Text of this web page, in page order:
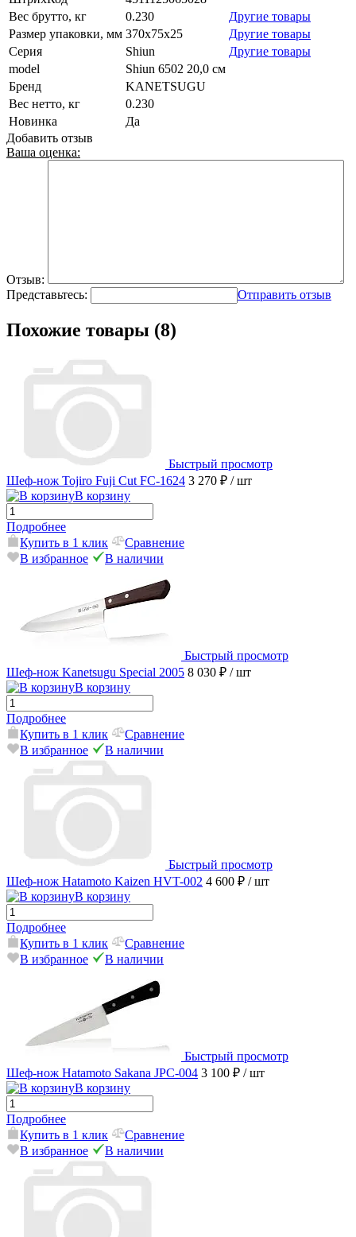
Вес брутто, кг
0.230
Другие товары
Размер упаковки, мм 370х75х25
Другие товары
Серия
Shiun
Другие товары
model
Shiun 6502 20,0 см
Бренд
KANETSUGU
Вес нетто, кг
0.230
Новинка
Да
Добавить отзыв
Ваша оценка:
Отзыв:
Представьтесь:
Отправить отзыв
Похожие товары (8)
Быстрый просмотр
Шеф-нож Tojiro Fuji Cut FC-1624 3 270 ₽ / шт
В корзину
Подробнее
Купить в 1 клик
Сравнение
В избранное
В наличии
Быстрый просмотр
Шеф-нож Kanetsugu Special 2005 8 030 ₽ / шт
В корзину
Подробнее
Купить в 1 клик
Сравнение
В избранное
В наличии
Быстрый просмотр
Шеф-нож Hatamoto Kaizen HVT-002 4 600 ₽ / шт
В корзину
Подробнее
Купить в 1 клик
Сравнение
В избранное
В наличии
Быстрый просмотр
Шеф-нож Hatamoto Sakana JPC-004 3 100 ₽ / шт
В корзину
Подробнее
Купить в 1 клик
Сравнение
В избранное
В наличии